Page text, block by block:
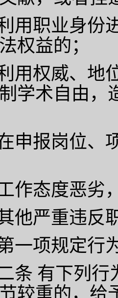
利用职业身
权益的；
利用权威、
学术自由，
在申报岗位
工作态度恶
他严重违反
一项规定行
条 有下列行
较重的，给